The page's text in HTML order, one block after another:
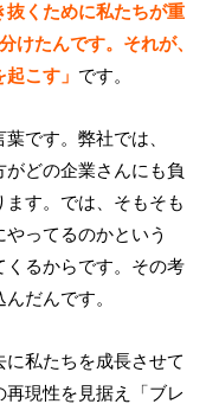
抜くために私たちが重
けたんです。それが、
こす」 です。
です。弊社では、
がどの企業さんにも負
す。では、そもそも
ってるのかという
くるからです。その考
だんです。
に私たちを成長させて
再現性を見据え「ブレ